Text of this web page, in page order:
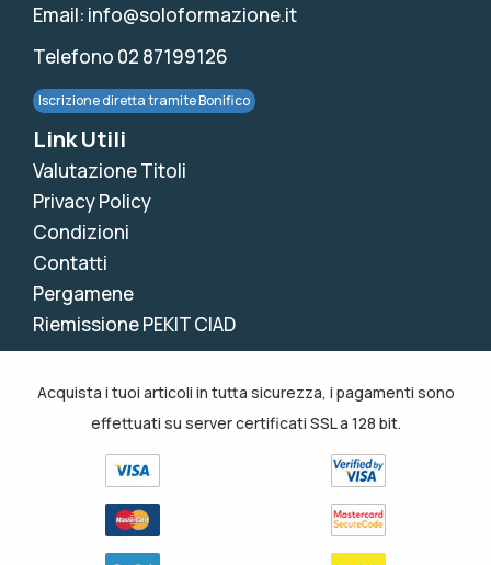
Email: info@soloformazione.it
Telefono 02 87199126
Iscrizione diretta tramite Bonifico
Link Utili
Valutazione Titoli
Privacy Policy
Condizioni
Contatti
Pergamene
Riemissione PEKIT CIAD
Acquista i tuoi articoli in tutta sicurezza, i pagamenti sono
effettuati su server certificati SSL a 128 bit.